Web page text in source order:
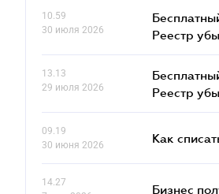
10.59
30 июля 2026
Реестр
13.13
29 июля 2026
Реестр
09.19
30 июня 2026
Как
14.27
Бизнес